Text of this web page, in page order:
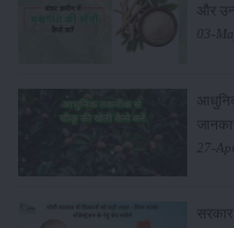
और
03-
जानकारी
27-